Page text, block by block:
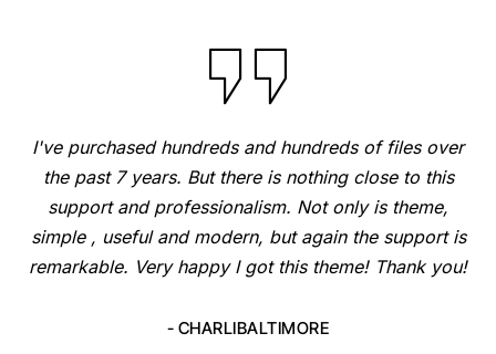
Amazing ways to customize so you don't end up
with a site looking like everyone else's :) Unique
sites are much better than clone sites, as they keep
the customers interest and the bounce rate is a lot
lower...
- SACREDCIRCLEGIFTS